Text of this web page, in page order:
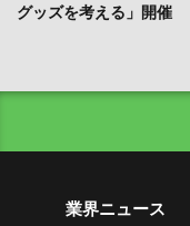
グッズを考える」開催
業界ニュース